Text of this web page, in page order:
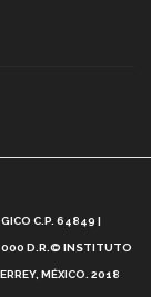
(video)
C.P. 64849 |
D.R.© INSTITUTO
MÉXICO. 2018